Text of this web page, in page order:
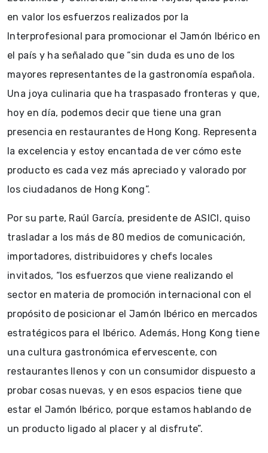
en valor los esfuerzos realizados por la
Interprofesional para promocionar el Jamón Ibérico en
el país y ha señalado que “sin duda es uno de los
mayores representantes de la gastronomía española.
Una joya culinaria que ha traspasado fronteras y que,
hoy en día, podemos decir que tiene una gran
presencia en restaurantes de Hong Kong. Representa
la excelencia y estoy encantada de ver cómo este
producto es cada vez más apreciado y valorado por
los ciudadanos de Hong Kong”.
Por su parte, Raúl García, presidente de ASICI, quiso
trasladar a los más de 80 medios de comunicación,
importadores, distribuidores y chefs locales
invitados, “los esfuerzos que viene realizando el
sector en materia de promoción internacional con el
propósito de posicionar el Jamón Ibérico en mercados
estratégicos para el Ibérico. Además, Hong Kong tiene
una cultura gastronómica efervescente, con
restaurantes llenos y con un consumidor dispuesto a
probar cosas nuevas, y en esos espacios tiene que
estar el Jamón Ibérico, porque estamos hablando de
un producto ligado al placer y al disfrute”.